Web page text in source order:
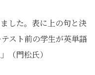
した。表に上の句と決
スト前の学生が英単語
（門松氏）